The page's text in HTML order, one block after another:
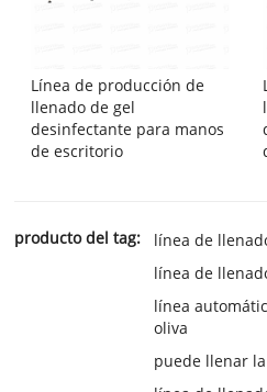
Línea de producción de
llenado de gel
desinfectante para manos
de escritorio
producto del tag:
línea de
línea de
línea
oliva
puede llenar